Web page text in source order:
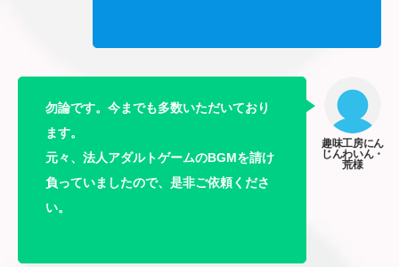
勿論です。今までも多数いただいており
ます。
元々、法人アダルトゲームのBGMを請け
負っていましたので、是非ご依頼くださ
い。